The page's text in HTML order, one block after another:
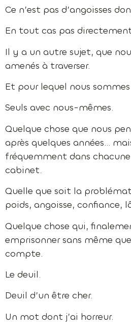
Ce n’est pas d’angoisses
En tout cas pas
Il y a un autre sujet, que
amenés à traverser.
Et pour lequel nous sommes
Seuls avec nous-mêmes.
Quelque chose que nous
après quelques années…
fréquemment dans chacune
cabinet.
Quelle que soit la
poids, angoisse, confiance,
Quelque chose qui,
emprisonner sans même que
compte.
Le deuil.
Deuil d’un être cher.
Un mot dont j’ai horreur.